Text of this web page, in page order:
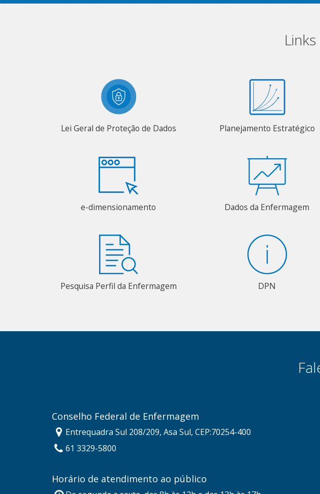
Lei Geral de Proteção de Dados Planejamento Estratégico
e-dimensionamento Dados da Enfermagem
Pesquisa Perfil da Enfermagem DPN
Conselho Federal de Enfermagem
Entrequadra Sul 208/209, Asa Sul, CEP:70254-400
61 3329-5800
Horário de atendimento ao público